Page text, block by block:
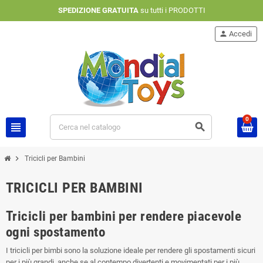
SPEDIZIONE GRATUITAsu tutti i PRODOTTI
view_headline search
person Accedi
0
chevron_right Tricicli per Bambini
TRICICLI PER BAMBINI
Tricicli per bambini per rendere piacevole
ogni spostamento
I tricicli per bimbi sono la soluzione ideale per rendere gli spostamenti sicuri